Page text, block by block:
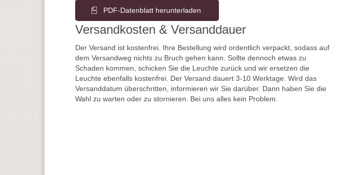
PDF-Datenblatt herunterladen
Versandkosten & Versanddauer
Der Versand ist kostenfrei. Ihre Bestellung wird ordentlich verpackt, sodass auf
dem Versandweg nichts zu Bruch gehen kann. Sollte dennoch etwas zu
Schaden kommen, schicken Sie die Leuchte zurück und wir ersetzen die
Leuchte ebenfalls kostenfrei. Der Versand dauert 3-10 Werktage. Wird das
Versanddatum überschritten, informieren wir Sie darüber. Dann haben Sie die
Wahl zu warten oder zu stornieren. Bei uns alles kein Problem.